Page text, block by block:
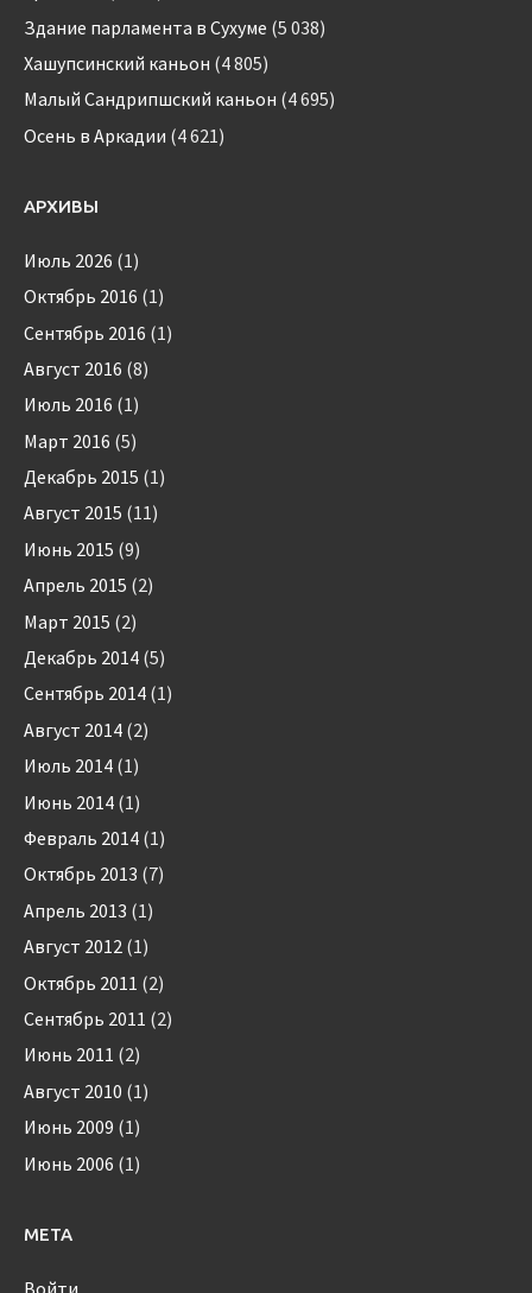
Здание парламента в Сухуме (5 038)
Хашупсинский каньон (4 805)
Малый Сандрипшский каньон (4 695)
Осень в Аркадии (4 621)
АРХИВЫ
Июль 2026 (1)
Октябрь 2016 (1)
Сентябрь 2016 (1)
Август 2016 (8)
Июль 2016 (1)
Март 2016 (5)
Декабрь 2015 (1)
Август 2015 (11)
Июнь 2015 (9)
Апрель 2015 (2)
Март 2015 (2)
Декабрь 2014 (5)
Сентябрь 2014 (1)
Август 2014 (2)
Июль 2014 (1)
Июнь 2014 (1)
Февраль 2014 (1)
Октябрь 2013 (7)
Апрель 2013 (1)
Август 2012 (1)
Октябрь 2011 (2)
Сентябрь 2011 (2)
Июнь 2011 (2)
Август 2010 (1)
Июнь 2009 (1)
Июнь 2006 (1)
МЕТА
Войти